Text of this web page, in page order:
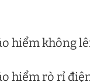
hiểm không
hiểm rò rỉ